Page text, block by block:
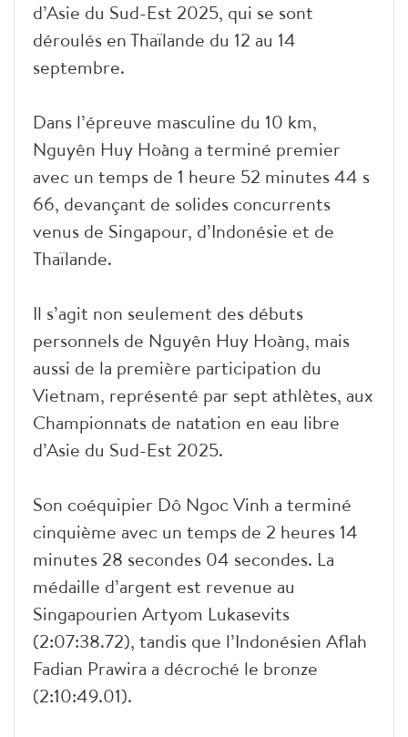
d’Asie du Sud-Est 2025, qui se sont
déroulés en Thaïlande du 12 au 14
septembre.
Dans l’épreuve masculine du 10 km,
Nguyên Huy Hoàng a terminé premier
avec un temps de 1 heure 52 minutes 44 s
66, devançant de solides concurrents
venus de Singapour, d’Indonésie et de
Thaïlande.
Il s’agit non seulement des débuts
personnels de Nguyên Huy Hoàng, mais
aussi de la première participation du
Vietnam, représenté par sept athlètes, aux
Championnats de natation en eau libre
d’Asie du Sud-Est 2025.
Son coéquipier Dô Ngoc Vinh a terminé
cinquième avec un temps de 2 heures 14
minutes 28 secondes 04 secondes. La
médaille d’argent est revenue au
Singapourien Artyom Lukasevits
(2:07:38.72), tandis que l’Indonésien Aflah
Fadian Prawira a décroché le bronze
(2:10:49.01).